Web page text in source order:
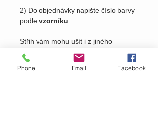
2) Do objednávky napište číslo barvy
podle vzorníku.
Střih vám mohu ušít i z jiného
materálu, cena oděvu se pak odvíjí
od ceny použitého materiálu. Nutno
domluvit osobně viz.kontakty
na
Phone Email Facebook